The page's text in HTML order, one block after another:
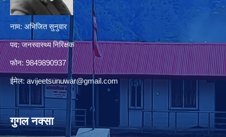
नाम: अभिजित सुनुवार
पद: जनस्वास्थ्य निरिक्षक
फोन: 9849890937
ईमेल: avijeetsunuwar@gmail.com
गुगल नक्सा